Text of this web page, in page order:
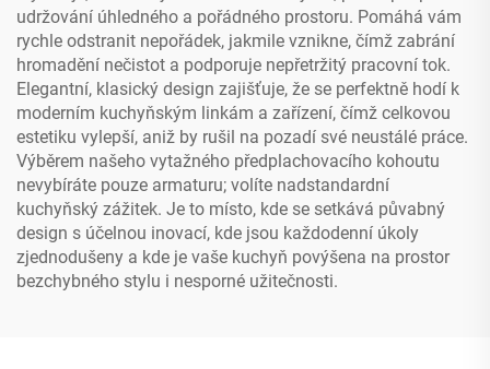
udržování úhledného a pořádného prostoru. Pomáhá vám
rychle odstranit nepořádek, jakmile vznikne, čímž zabrání
hromadění nečistot a podporuje nepřetržitý pracovní tok.
Elegantní, klasický design zajišťuje, že se perfektně hodí k
moderním kuchyňským linkám a zařízení, čímž celkovou
estetiku vylepší, aniž by rušil na pozadí své neustálé práce.
Výběrem našeho vytažného předplachovacího kohoutu
nevybíráte pouze armaturu; volíte nadstandardní
kuchyňský zážitek. Je to místo, kde se setkává půvabný
design s účelnou inovací, kde jsou každodenní úkoly
zjednodušeny a kde je vaše kuchyň povýšena na prostor
bezchybného stylu i nesporné užitečnosti.